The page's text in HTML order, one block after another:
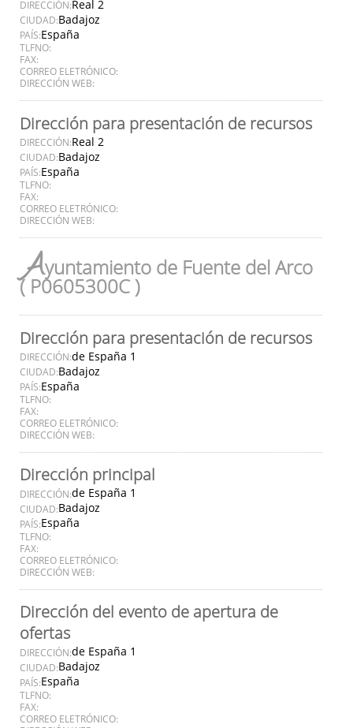
DIRECCIÓN:Real 2
CIUDAD:Badajoz
PAÍS:España
TLFNO:
FAX:
CORREO ELETRÓNICO:
DIRECCIÓN WEB:
Dirección para presentación de recursos
DIRECCIÓN:Real 2
CIUDAD:Badajoz
PAÍS:España
TLFNO:
FAX:
CORREO ELETRÓNICO:
DIRECCIÓN WEB:
Ayuntamiento de Fuente del Arco
( P0605300C )
Dirección para presentación de recursos
DIRECCIÓN:de España 1
CIUDAD:Badajoz
PAÍS:España
TLFNO:
FAX:
CORREO ELETRÓNICO:
DIRECCIÓN WEB:
Dirección principal
DIRECCIÓN:de España 1
CIUDAD:Badajoz
PAÍS:España
TLFNO:
FAX:
CORREO ELETRÓNICO:
DIRECCIÓN WEB:
Dirección del evento de apertura de
ofertas
DIRECCIÓN:de España 1
CIUDAD:Badajoz
PAÍS:España
TLFNO:
FAX:
CORREO ELETRÓNICO: